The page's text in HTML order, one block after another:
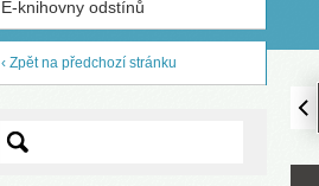
E-knihovny odstínů
‹ Zpět na předchozí stránku